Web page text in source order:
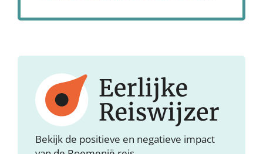
Bekijk de positieve en negatieve impact